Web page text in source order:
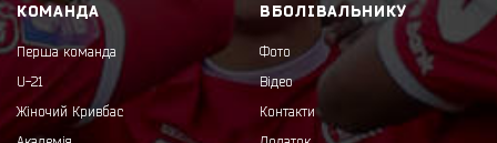
КОМАНДА
Перша команда
U-21
Жіночий Кривбас
ВБОЛІВАЛЬНИКУ
Фото
Відео
Контакти